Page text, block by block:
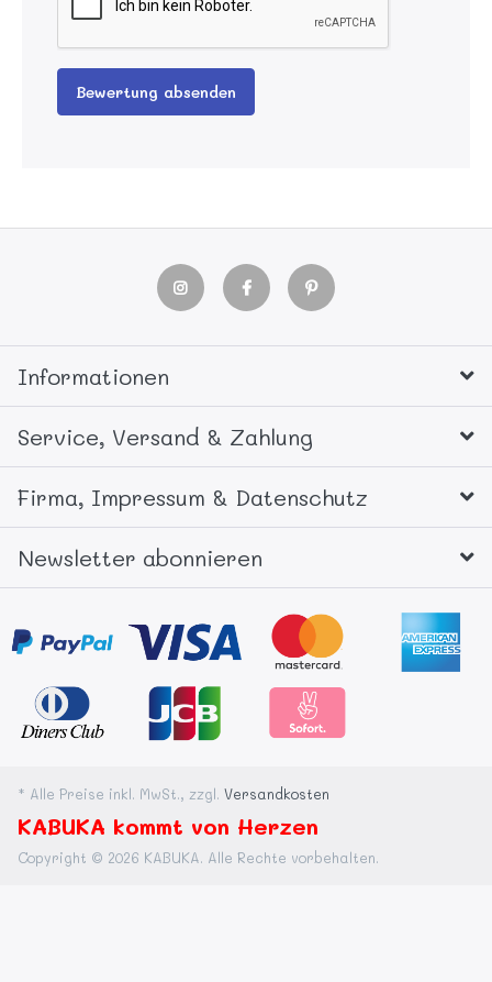
Bewertung absenden
Informationen
Service, Versand & Zahlung
Firma, Impressum & Datenschutz
Newsletter abonnieren
* Alle Preise inkl. MwSt., zzgl. Versandkosten
KABUKA kommt von Herzen
Copyright © 2026 KABUKA. Alle Rechte vorbehalten.